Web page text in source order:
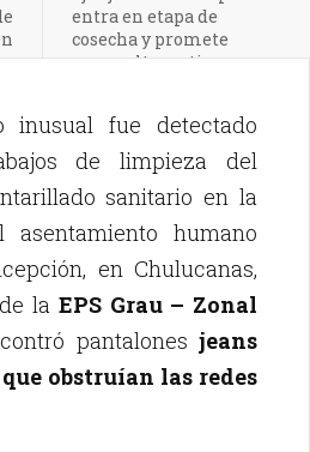
entra en etapa de
cosecha y promete
nueva alternativa
inusual fue detectado
de limpieza del
sanitario en la
humano
en Chulucanas,
la EPS Grau – Zonal
pantalones jeans
obstruían las redes